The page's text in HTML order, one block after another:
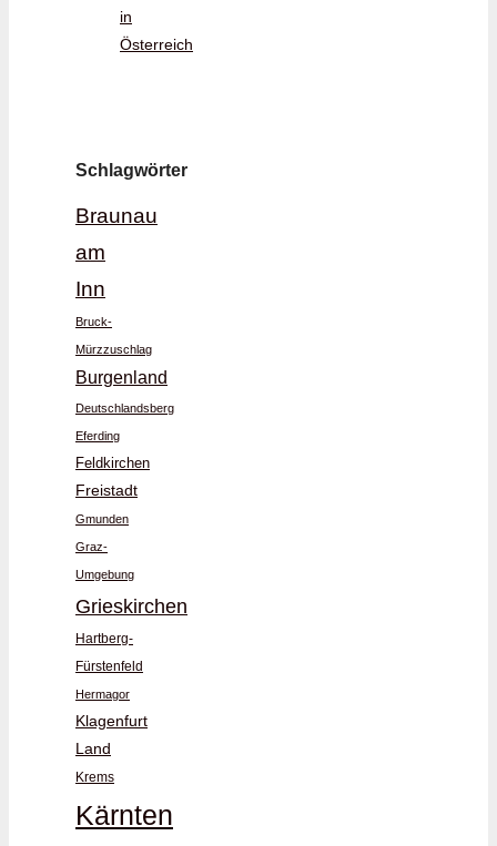
in
Österreich
Schlagwörter
Braunau
am
Inn
Bruck-
Mürzzuschlag
Burgenland
Deutschlandsberg
Eferding
Feldkirchen
Freistadt
Gmunden
Graz-
Umgebung
Grieskirchen
Hartberg-
Fürstenfeld
Hermagor
Klagenfurt
Land
Krems
Kärnten